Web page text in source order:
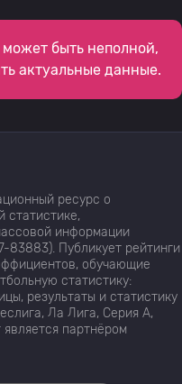
быть неполной,
актуальные данные.
ресурс о
статистике,
информации
Публикует рейтинги
обучающие
статистику:
результаты и статистику
Ла Лига, Серия А,
партнёром